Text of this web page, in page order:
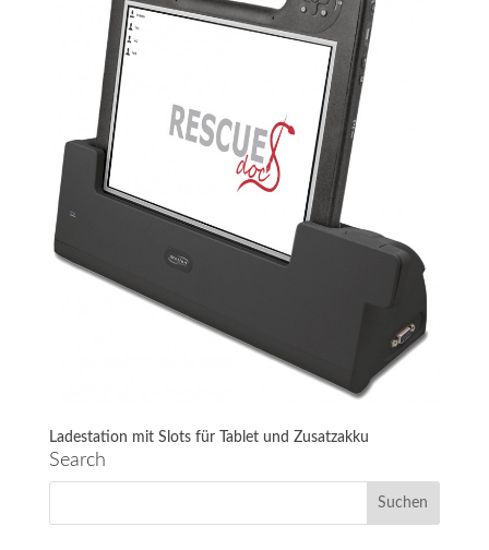
Ladestation mit Slots für Tablet und Zusatzakku
Search